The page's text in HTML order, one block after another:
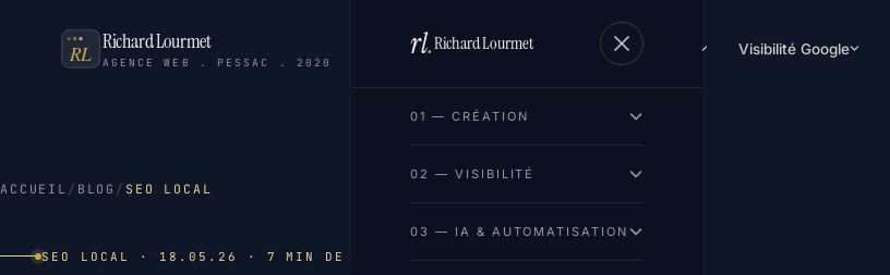
Richard Lourmet
AGENCE WEB . PESSAC . 2020
Création de site Visibilité Google
rl.Richard Lourmet
01 — CRÉATION
02 — VISIBILITÉ
03 — IA & AUTOMATISATION
ACCUEIL / BLOG / SEO LOCAL
SEO LOCAL · 18.05.26 · 7 MIN DE LECTURE